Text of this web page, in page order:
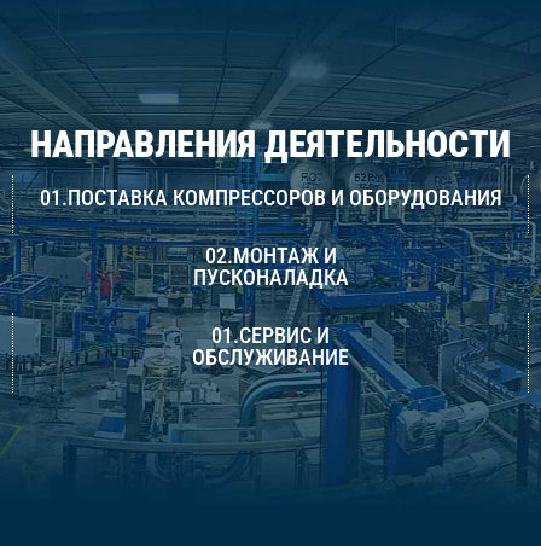
НАПРАВЛЕНИЯ ДЕЯТЕЛЬНОСТИ
01.ПОСТАВКА КОМПРЕССОРОВ И ОБОРУДОВАНИЯ
02.МОНТАЖ И
ПУСКОНАЛАДКА
01.СЕРВИС И
ОБСЛУЖИВАНИЕ